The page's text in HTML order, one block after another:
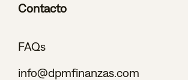
Contacto
FAQs
info@dpmfinanzas.com